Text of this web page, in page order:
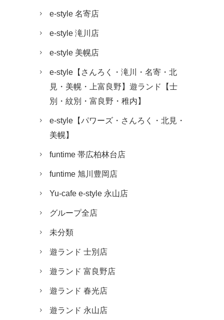
e-style 名寄店
e-style 滝川店
e-style 美幌店
e-style【さんろく・滝川・名寄・北
見・美幌・上富良野】遊ランド【士
別・紋別・富良野・稚内】
e-style【パワーズ・さんろく・北見・
美幌】
funtime 帯広柏林台店
funtime 旭川豊岡店
Yu-cafe e-style 永山店
グループ全店
未分類
遊ランド 士別店
遊ランド 富良野店
遊ランド 春光店
遊ランド 永山店